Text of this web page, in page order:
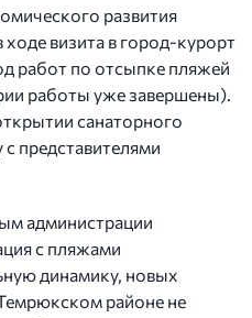
развития
визита в город-курорт
работ по отсыпке пляжей
работы уже завершены).
санаторного
представителями
администрации
с пляжами
динамику, новых
районе не